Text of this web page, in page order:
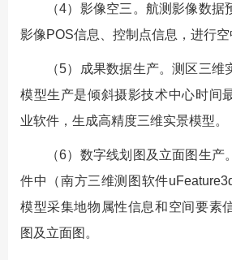
（4）影像空三。航测影像数
影像POS信息、控制点信息，进行空
（5）成果数据生产。测区三
模型生产是倾斜摄影技术中心时间
业软件，生成高精度三维实景模型。
（6）数字线划图及立面图生
件中（南方三维测图软件
模型采集地物属性信息和空间要素
图及立面图。